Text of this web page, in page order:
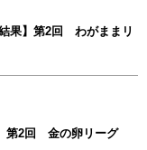
果】第2回 わがままリ
第2回 金の卵リーグ